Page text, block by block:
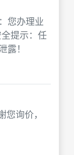
您办理业
提示：任
！
您询价，